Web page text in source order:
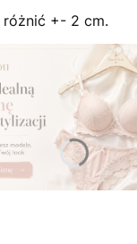
różnić +- 2 cm.